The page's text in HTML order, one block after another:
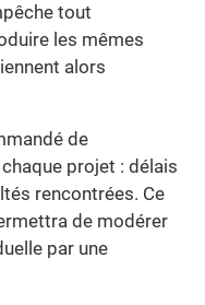
tout
les mêmes
alors
de
projet : délais
rencontrées. Ce
de modérer
par une